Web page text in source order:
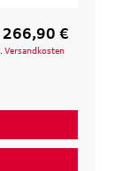
266,90 €
Versandkosten